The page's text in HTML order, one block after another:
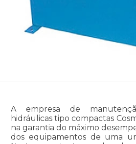
A empresa de
hidráulicas tipo compactas
na garantia do máximo
dos equipamentos de uma